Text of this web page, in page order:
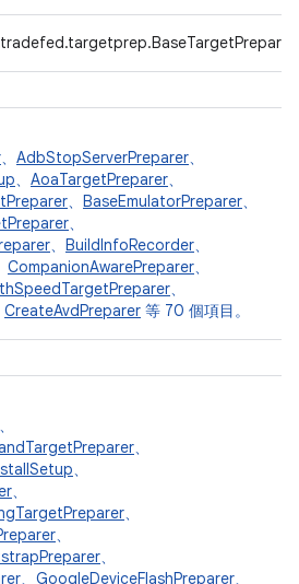
、 AdbStopServerPreparer、
、 AoaTargetPreparer、
、 BaseEmulatorPreparer、
、
、 BuildInfoRecorder、
CompanionAwarePreparer、
、
CreateAvdPreparer 等 70 個項目。
、
、
、
、
、
、
、
、 GoogleDeviceFlashPreparer、